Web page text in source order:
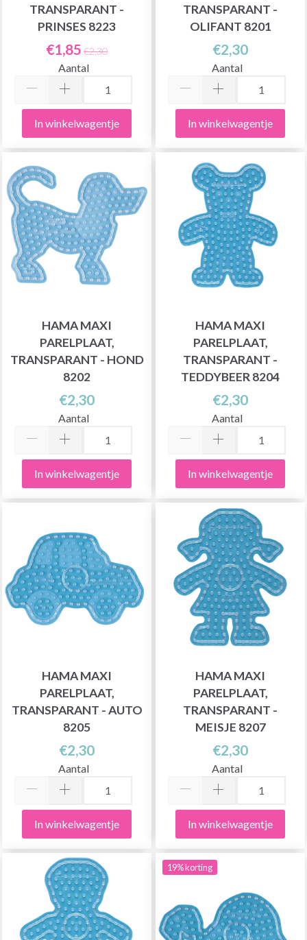
TRANSPARANT -
PRINSES 8223
€1,85 €2,30
Aantal
In winkelwagentje
TRANSPARANT -
OLIFANT 8201
€2,30
Aantal
In winkelwagentje
HAMA MAXI
PARELPLAAT,
TRANSPARANT - HOND
8202
€2,30
Aantal
In winkelwagentje
HAMA MAXI
PARELPLAAT,
TRANSPARANT -
TEDDYBEER 8204
€2,30
Aantal
In winkelwagentje
HAMA MAXI
PARELPLAAT,
TRANSPARANT - AUTO
8205
€2,30
Aantal
In winkelwagentje
HAMA MAXI
PARELPLAAT,
TRANSPARANT -
MEISJE 8207
€2,30
Aantal
In winkelwagentje
19% korting